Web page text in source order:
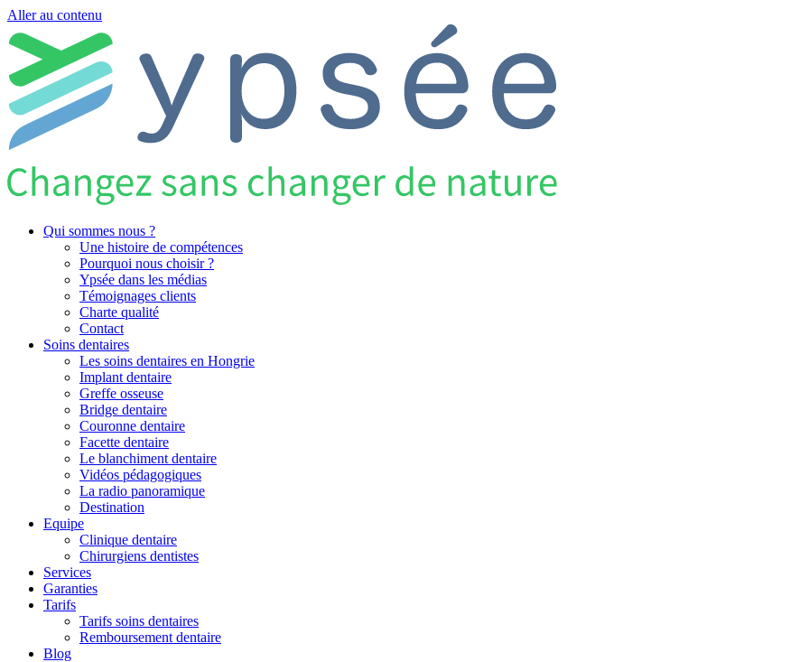
Aller au contenu
Qui sommes nous ?
Une histoire de compétences
Pourquoi nous choisir ?
Ypsée dans les médias
Témoignages clients
Charte qualité
Contact
Soins dentaires
Les soins dentaires en Hongrie
Implant dentaire
Greffe osseuse
Bridge dentaire
Couronne dentaire
Facette dentaire
Le blanchiment dentaire
Vidéos pédagogiques
La radio panoramique
Destination
Equipe
Clinique dentaire
Chirurgiens dentistes
Services
Garanties
Tarifs
Tarifs soins dentaires
Remboursement dentaire
Blog